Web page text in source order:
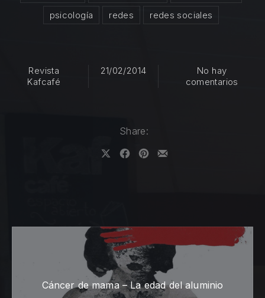
psicología redes redes sociales
Revista
Kafcafé
21/02/2014
No hay
comentarios
Share:
Cáncer de mama – La edad del aluminio